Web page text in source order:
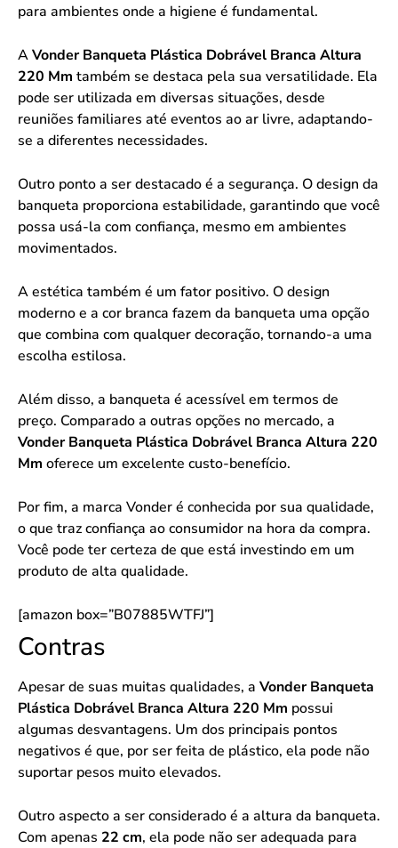
para ambientes onde a higiene é fundamental.
AVonder Banqueta Plástica Dobrável Branca Altura
220 Mm também se destaca pela sua versatilidade. Ela
pode ser utilizada em diversas situações, desde
reuniões familiares até eventos ao ar livre, adaptando-
se a diferentes necessidades.
Outro ponto a ser destacado é a segurança. O design da
banqueta proporciona estabilidade, garantindo que você
possa usá-la com confiança, mesmo em ambientes
movimentados.
A estética também é um fator positivo. O design
moderno e a cor branca fazem da banqueta uma opção
que combina com qualquer decoração, tornando-a uma
escolha estilosa.
Além disso, a banqueta é acessível em termos de
preço. Comparado a outras opções no mercado, a
Vonder Banqueta Plástica Dobrável Branca Altura 220
Mm oferece um excelente custo-benefício.
Por fim, a marca Vonder é conhecida por sua qualidade,
o que traz confiança ao consumidor na hora da compra.
Você pode ter certeza de que está investindo em um
produto de alta qualidade.
[amazon box=”B07885WTFJ”]
Contras
Apesar de suas muitas qualidades, a Vonder Banqueta
Plástica Dobrável Branca Altura 220 Mm possui
algumas desvantagens. Um dos principais pontos
negativos é que, por ser feita de plástico, ela pode não
suportar pesos muito elevados.
Outro aspecto a ser considerado é a altura da banqueta.
Com apenas 22 cm, ela pode não ser adequada para